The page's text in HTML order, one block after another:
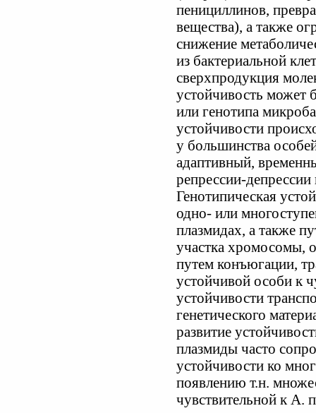
пенициллинов,
вещества), а также
снижение
из бактериальной
сверхпродукция
устойчивость может
или генотипа
устойчивости
у большинства
адаптивный,
репрессии-
Генотипическая
одно- или
плазмидах, а также
участка хромосомы,
путем конъюгации,
устойчивой особи к
устойчивости
генетического
развитие
плазмиды часто
устойчивости ко
появлению т.н.
чувствительной к А.